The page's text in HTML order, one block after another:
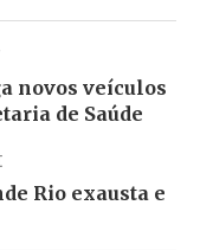
novos veículos
de Saúde
Rio exausta e